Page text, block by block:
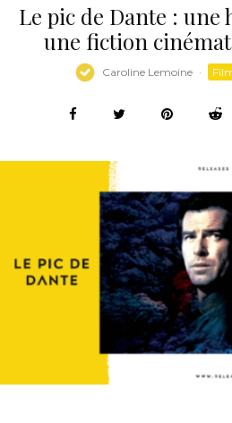
Le pic de Dante :
une fiction
Caroline Lemoine ·